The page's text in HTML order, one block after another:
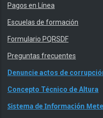
Pagos en Línea
Escuelas de formación
Formulario PQRSDF
Preguntas frecuentes
Denuncie actos de
Concepto Técnico de Altura
Sistema de Información